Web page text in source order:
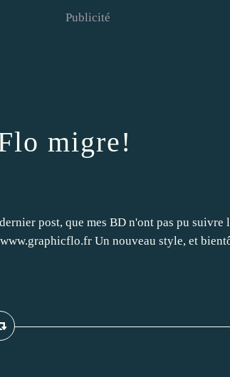
Publicité
migre!
post, que mes BD n'ont pas pu suivre
Un nouveau style, et